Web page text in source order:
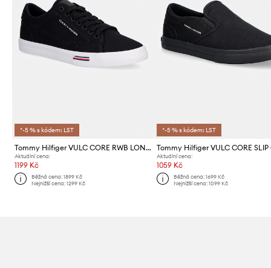
*-5 % s kódem: LST
Tommy Hilfiger VULC CORE RWB LONG LACE CVS tenisky pánské
Aktuální cena:
1199 Kč
Běžná cena:1899 Kč
Nejnižší cena:1299 Kč
*-5 % s kódem: LST
Aktuální cena:
1059 Kč
Běžná cena: 1699 Kč
Nejnižší cena: 1099 Kč